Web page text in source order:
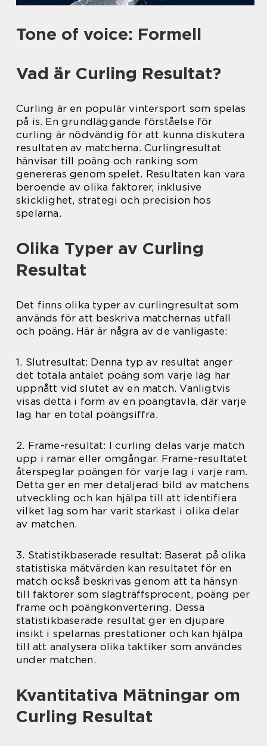
Tone of voice: Formell
Vad är Curling Resultat?
Curling är en populär vintersport som spelas
på is. En grundläggande förståelse för
curling är nödvändig för att kunna diskutera
resultaten av matcherna. Curlingresultat
hänvisar till poäng och ranking som
genereras genom spelet. Resultaten kan vara
beroende av olika faktorer, inklusive
skicklighet, strategi och precision hos
spelarna.
Olika Typer av Curling
Resultat
Det finns olika typer av curlingresultat som
används för att beskriva matchernas utfall
och poäng. Här är några av de vanligaste:
1. Slutresultat: Denna typ av resultat anger
det totala antalet poäng som varje lag har
uppnått vid slutet av en match. Vanligtvis
visas detta i form av en poängtavla, där varje
lag har en total poängsiffra.
2. Frame-resultat: I curling delas varje match
upp i ramar eller omgångar. Frame-resultatet
återspeglar poängen för varje lag i varje ram.
Detta ger en mer detaljerad bild av matchens
utveckling och kan hjälpa till att identifiera
vilket lag som har varit starkast i olika delar
av matchen.
3. Statistikbaserade resultat: Baserat på olika
statistiska mätvärden kan resultatet för en
match också beskrivas genom att ta hänsyn
till faktorer som slagträffsprocent, poäng per
frame och poängkonvertering. Dessa
statistikbaserade resultat ger en djupare
insikt i spelarnas prestationer och kan hjälpa
till att analysera olika taktiker som användes
under matchen.
Kvantitativa Mätningar om
Curling Resultat